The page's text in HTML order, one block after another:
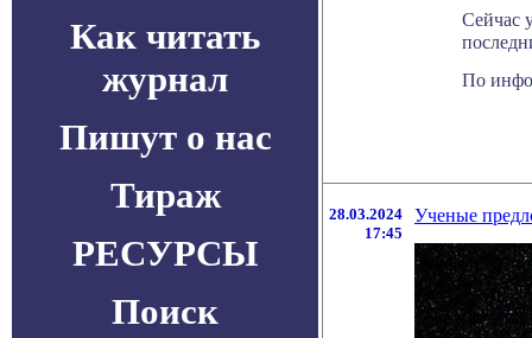
Как читать
журнал
Пишут о нас
Тираж
РЕСУРСЫ
Поиск
Сейчас
По
28.03.2024
17:45
Ученые